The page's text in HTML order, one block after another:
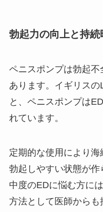
勃起力の向上と持続
ペニスポンプは勃起
あります。イギリス
と、ペニスポンプは
れています。
定期的な使用により海
勃起しやすい状態が作
中度のEDに悩む方に
方法として医師からも